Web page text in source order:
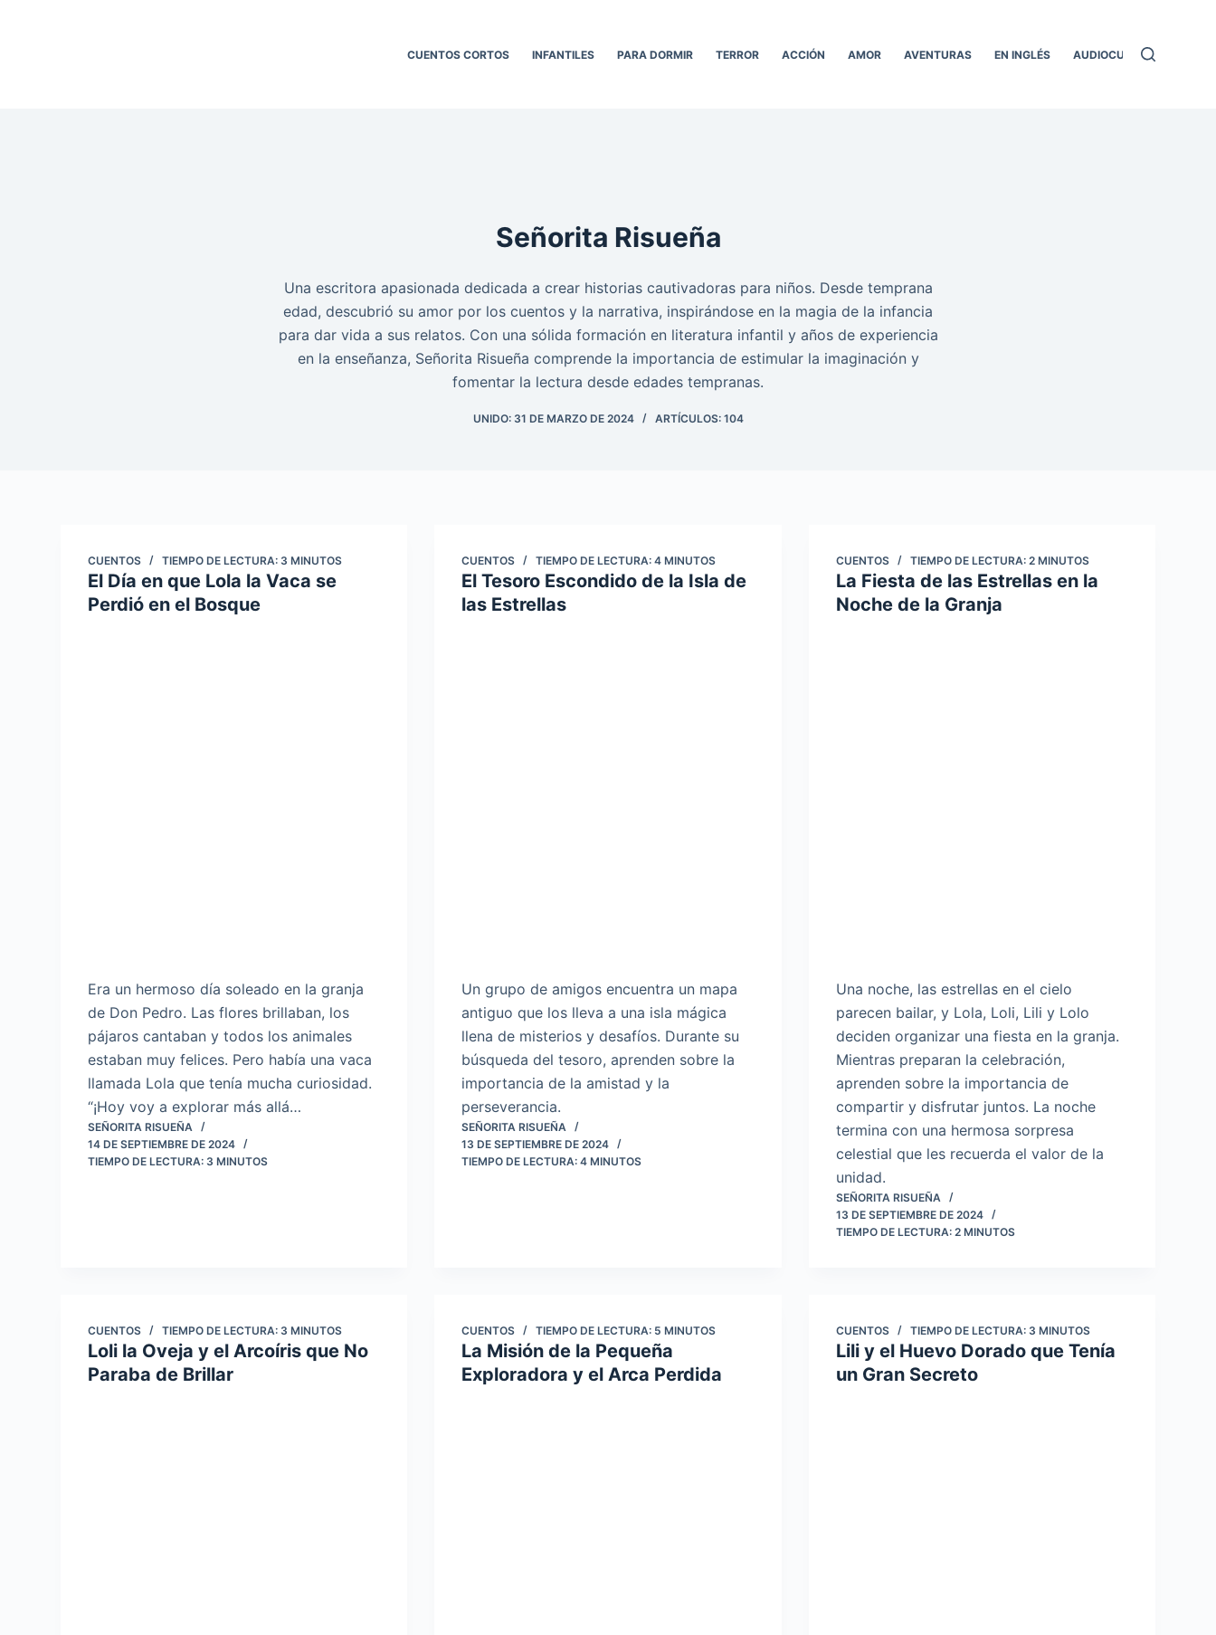
CUENTOS CORTOS INFANTILES PARA DORMIR TERROR ACCIÓN AMOR AVENTURAS EN INGLÉS AUDIOCUENTOS
Señorita Risueña
Una escritora apasionada dedicada a crear historias cautivadoras para niños. Desde temprana
edad, descubrió su amor por los cuentos y la narrativa, inspirándose en la magia de la infancia
para dar vida a sus relatos. Con una sólida formación en literatura infantil y años de experiencia
en la enseñanza, Señorita Risueña comprende la importancia de estimular la imaginación y
fomentar la lectura desde edades tempranas.
UNIDO: 31 DE MARZO DE 2024 ARTÍCULOS: 104
CUENTOS TIEMPO DE LECTURA: 3 MINUTOS
El Día en que Lola la Vaca se
Perdió en el Bosque
Era un hermoso día soleado en la granja
de Don Pedro. Las flores brillaban, los
pájaros cantaban y todos los animales
estaban muy felices. Pero había una vaca
llamada Lola que tenía mucha curiosidad.
“¡Hoy voy a explorar más allá…
SEÑORITA RISUEÑA
14 DE SEPTIEMBRE DE 2024
TIEMPO DE LECTURA: 3 MINUTOS
CUENTOS TIEMPO DE LECTURA: 4 MINUTOS
El Tesoro Escondido de la Isla de
las Estrellas
Un grupo de amigos encuentra un mapa
antiguo que los lleva a una isla mágica
llena de misterios y desafíos. Durante su
búsqueda del tesoro, aprenden sobre la
importancia de la amistad y la
perseverancia.
SEÑORITA RISUEÑA
13 DE SEPTIEMBRE DE 2024
TIEMPO DE LECTURA: 4 MINUTOS
CUENTOS TIEMPO DE LECTURA: 2 MINUTOS
La Fiesta de las Estrellas en la
Noche de la Granja
Una noche, las estrellas en el cielo
parecen bailar, y Lola, Loli, Lili y Lolo
deciden organizar una fiesta en la granja.
Mientras preparan la celebración,
aprenden sobre la importancia de
compartir y disfrutar juntos. La noche
termina con una hermosa sorpresa
celestial que les recuerda el valor de la
unidad.
SEÑORITA RISUEÑA
13 DE SEPTIEMBRE DE 2024
TIEMPO DE LECTURA: 2 MINUTOS
CUENTOS TIEMPO DE LECTURA: 3 MINUTOS
Loli la Oveja y el Arcoíris que No
Paraba de Brillar
CUENTOS TIEMPO DE LECTURA: 5 MINUTOS
La Misión de la Pequeña
Exploradora y el Arca Perdida
CUENTOS TIEMPO DE LECTURA: 3 MINUTOS
Lili y el Huevo Dorado que Tenía
un Gran Secreto